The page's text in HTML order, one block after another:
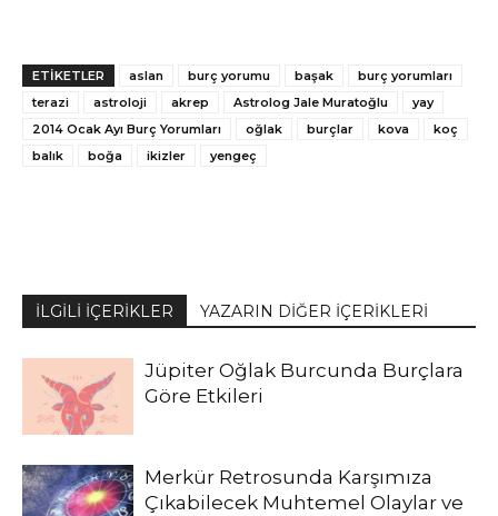
ETİKETLER aslan burç yorumu başak
burç yorumları
terazi
astroloji akrep Astrolog Jale Muratoğlu
yay
2014 Ocak Ayı Burç Yorumları
oğlak burçlar kova
koç
balık
boğa ikizler yengeç
İLGİLİ İÇERİKLER YAZARIN DİĞER İÇERİKLERİ
Jüpiter Oğlak Burcunda Burçlara
Göre Etkileri
Merkür Retrosunda Karşımıza
Çıkabilecek Muhtemel Olaylar ve